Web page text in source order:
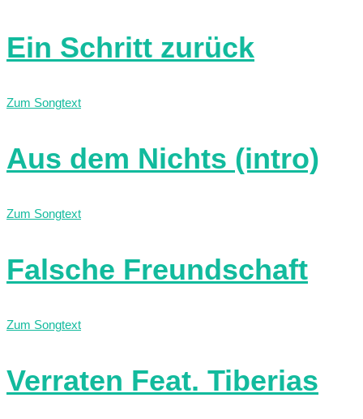
Ein Schritt zurück
Zum Songtext
Aus dem Nichts (intro)
Zum Songtext
Falsche Freundschaft
Zum Songtext
Verraten Feat. Tiberias